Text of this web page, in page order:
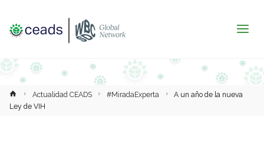
InicioActualidad CEADS #MiradaExperta
A un año de la nueva
Ley de VIH